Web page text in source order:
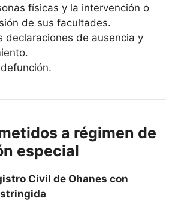
físicas y la intervención o
de sus facultades.
declaraciones de ausencia y
a régimen de
especial
Civil de Ohanes con